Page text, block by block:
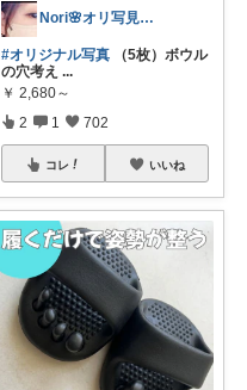
Nori🌸オリ写見て欲しいなぁ🤭
#オリジナル写真 （5枚）ボウル
の穴考え ...
￥ 2,680～
2 1 702
コレ いいね